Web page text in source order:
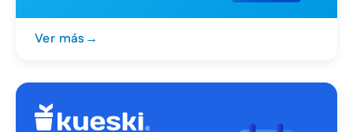
Ver más →